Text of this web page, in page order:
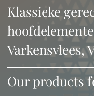
Klassieke
Varkensvlees,
Our products